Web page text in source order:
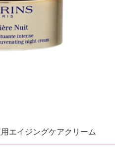
エイジングケアクリーム